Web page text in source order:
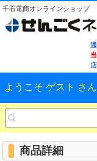
千石電商オンラインショップ
ようこそ ゲスト さん
商品詳細